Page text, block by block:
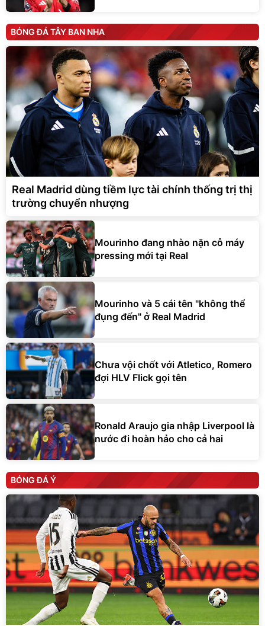
BÓNG ĐÁ TÂY BAN NHA
Real Madrid dùng tiềm lực tài chính thống trị thị
trường chuyển nhượng
Mourinho đang nhào nặn cỗ máy
pressing mới tại Real
Mourinho và 5 cái tên "không thể
đụng đến" ở Real Madrid
Chưa vội chốt với Atletico, Romero
đợi HLV Flick gọi tên
Ronald Araujo gia nhập Liverpool là
nước đi hoàn hảo cho cả hai
BÓNG ĐÁ Ý